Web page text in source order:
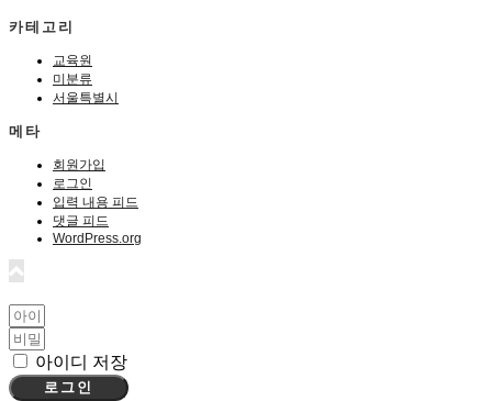
카테고리
교육원
미분류
서울특별시
메타
회원가입
로그인
입력 내용 피드
댓글 피드
WordPress.org
아이디 저장
로그인